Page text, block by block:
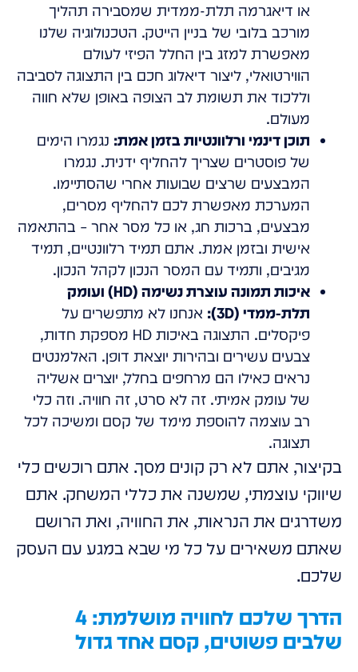
או דיאגרמה תלת-ממדית שמסבירה תהליך
מורכב בלובי של בניין הייטק. הטכנולוגיה שלנו
מאפשרת למזג בין החלל הפיזי לעולם
הווירטואלי, ליצור דיאלוג חכם בין התצוגה לסביבה
וללכוד את תשומת לב הצופה באופן שלא חווה
מעולם.
תוכן דינמי ורלוונטיות בזמן אמת: נגמרו הימים
של פוסטרים שצריך להחליף ידנית. נגמרו
המבצעים שרצים שבועות אחרי שהסתיימו.
המערכת מאפשרת לכם להחליף מסרים,
מבצעים, ברכות חג, או כל מסר אחר – בהתאמה
אישית ובזמן אמת. אתם תמיד רלוונטיים, תמיד
מגיבים, ותמיד עם המסר הנכון לקהל הנכון.
איכות תמונה עוצרת נשימה (HD) ועומק
תלת-ממדי (3D):
אנחנו לא מתפשרים על
פיקסלים. התצוגה באיכות HD מספקת חדות,
צבעים עשירים ובהירות יוצאת דופן. האלמנטים
נראים כאילו הם מרחפים בחלל, יוצרים אשליה
של עומק אמיתי. זה לא סרט, זה חוויה. וזה כלי
רב עוצמה להוספת מימד של קסם ומשיכה לכל
תצוגה.
בקיצור, אתם לא רק קונים מסך. אתם רוכשים כלי
שיווקי עוצמתי, שמשנה את כללי המשחק. אתם
משדרגים את הנראות, את החוויה, ואת הרושם
שאתם משאירים על כל מי שבא במגע עם העסק
שלכם.
הדרך שלכם לחוויה מושלמת: 4
שלבים פשוטים, קסם אחד גדול